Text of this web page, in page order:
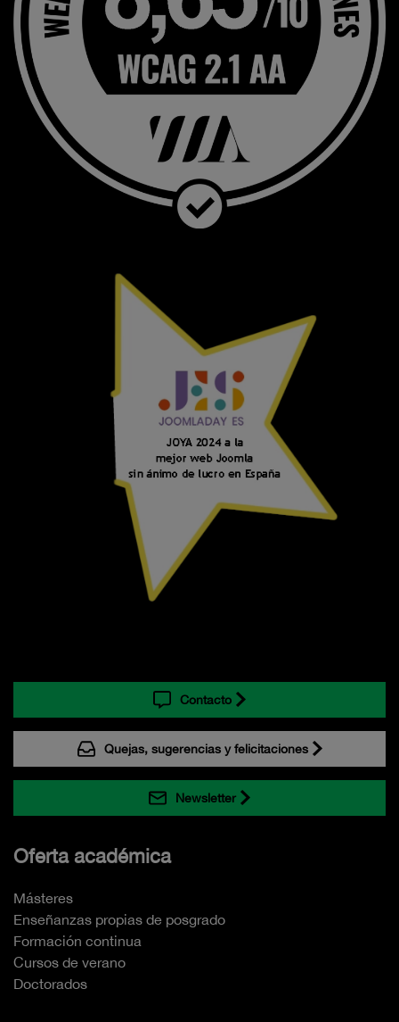
Contacto
Quejas, sugerencias y felicitaciones
Newsletter
Oferta académica
Másteres
Enseñanzas propias de posgrado
Formación continua
Cursos de verano
Doctorados